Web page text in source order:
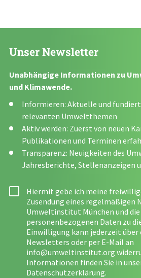
Unser Newsletter
Unabhängige Informationen zu
und Klimawende.
Informieren: Aktuelle und
relevanten Umweltthemen
Aktiv werden: Zuerst von neuen
Publikationen und Terminen
Transparenz: Neuigkeiten des
Jahresberichte, Stellenanzeigen
Hiermit gebe ich meine
Zusendung eines regelmäßigen
Umweltinstitut München und
personenbezogenen Daten zu
Einwilligung kann jederzeit über
Newsletters oder per E-Mail an
info@umweltinstitut.org
Informationen finden Sie in
Datenschutzerklärung.